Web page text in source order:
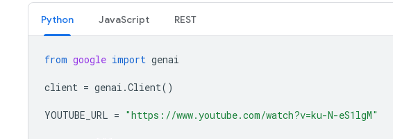
Python JavaScript REST
from google import genai
client = genai .Client()
YOUTUBE_URL = "https://www.youtube.com/watch?v=ku-N-eS1lgM"